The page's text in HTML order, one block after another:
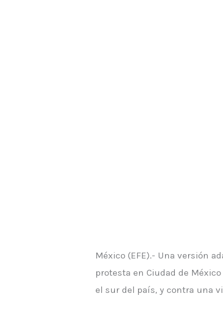
México (EFE).- Una versión
protesta en Ciudad de
el sur del país, y contra una